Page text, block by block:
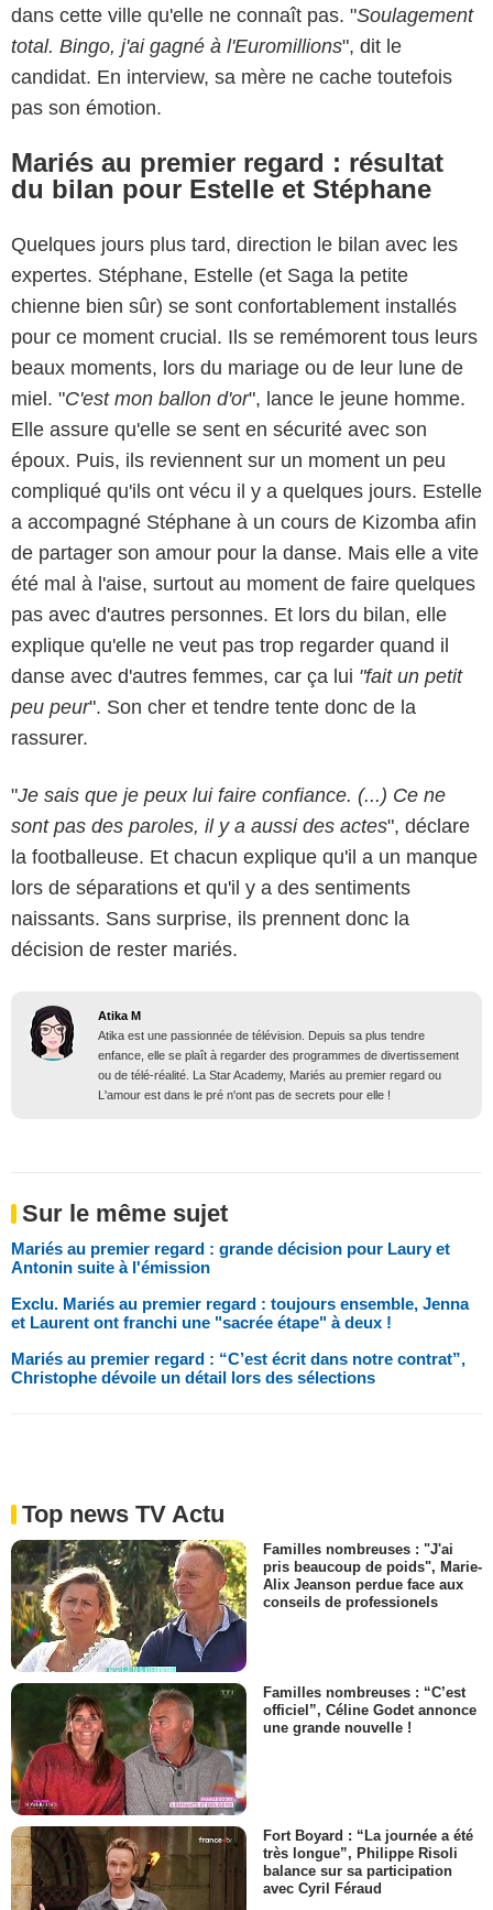
dans cette ville qu'elle ne connaît pas. "Soulagement
total. Bingo, j'ai gagné à l'Euromillions", dit le
candidat. En interview, sa mère ne cache toutefois
pas son émotion.
Mariés au premier regard : résultat
du bilan pour Estelle et Stéphane
Quelques jours plus tard, direction le bilan avec les
expertes. Stéphane, Estelle (et Saga la petite
chienne bien sûr) se sont confortablement installés
pour ce moment crucial. Ils se remémorent tous leurs
beaux moments, lors du mariage ou de leur lune de
miel. "C'est mon ballon d'or", lance le jeune homme.
Elle assure qu'elle se sent en sécurité avec son
époux. Puis, ils reviennent sur un moment un peu
compliqué qu'ils ont vécu il y a quelques jours. Estelle
a accompagné Stéphane à un cours de Kizomba afin
de partager son amour pour la danse. Mais elle a vite
été mal à l'aise, surtout au moment de faire quelques
pas avec d'autres personnes. Et lors du bilan, elle
explique qu'elle ne veut pas trop regarder quand il
danse avec d'autres femmes, car ça lui "fait un petit
peu peur". Son cher et tendre tente donc de la
rassurer.
"Je sais que je peux lui faire confiance. (...) Ce ne
sont pas des paroles, il y a aussi des actes", déclare
la footballeuse. Et chacun explique qu'il a un manque
lors de séparations et qu'il y a des sentiments
naissants. Sans surprise, ils prennent donc la
décision de rester mariés.
Atika M
Atika est une passionnée de télévision. Depuis sa plus tendre
enfance, elle se plaît à regarder des programmes de divertissement
ou de télé-réalité. La Star Academy, Mariés au premier regard ou
L'amour est dans le pré n'ont pas de secrets pour elle !
Sur le même sujet
Mariés au premier regard : grande décision pour Laury et
Antonin suite à l'émission
Exclu. Mariés au premier regard : toujours ensemble, Jenna
et Laurent ont franchi une "sacrée étape" à deux !
Mariés au premier regard : “C’est écrit dans notre contrat”,
Christophe dévoile un détail lors des sélections
Top news TV Actu
Familles nombreuses : "J'ai
pris beaucoup de poids", Marie-
Alix Jeanson perdue face aux
conseils de professionels
Familles nombreuses : “C’est
officiel”, Céline Godet annonce
une grande nouvelle !
Fort Boyard : “La journée a été
très longue”, Philippe Risoli
balance sur sa participation
avec Cyril Féraud